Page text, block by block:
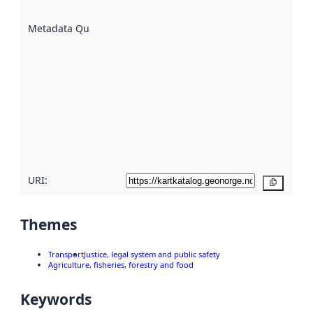
Metadata Quality
URI:
Themes
TransportJustice, legal system and public safety
Agriculture, fisheries, forestry and food
Keywords